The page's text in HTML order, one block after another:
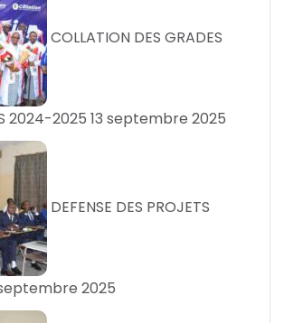
COLLATION DES GRADES
2024-2025 13 septembre 2025
DEFENSE DES PROJETS
2025